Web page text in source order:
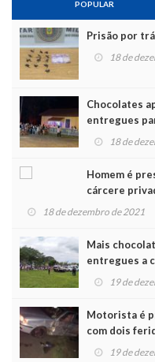
POPULAR
Prisão por
18 de
Chocolates
entregues
Noel
18 de
Homem é
cárcere
18 de dezembro de 2021
Mais
entregues a
19 de
Motorista é
com dois
19 de